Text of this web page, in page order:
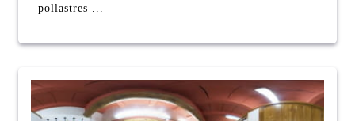
pollastres ...